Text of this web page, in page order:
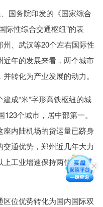
国务院印发的《国家综合
际性综合交通枢纽”的表
、武汉等20个左右国际性
年的发展来看，两个城市
转化为产业发展的动力。
成“米”字形高铁枢纽的城
个城市，居中部第一。
内陆机场的货运量已跻身
通优势，郑州近几年大力
工业增速保持两位数以
位优势转化为国内国际双